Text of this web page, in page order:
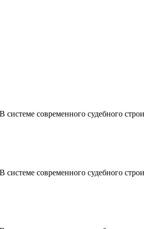
системе современного судебного
системе современного судебного